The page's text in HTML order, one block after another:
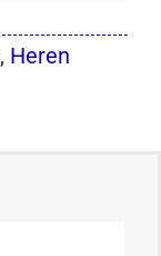
, Heren